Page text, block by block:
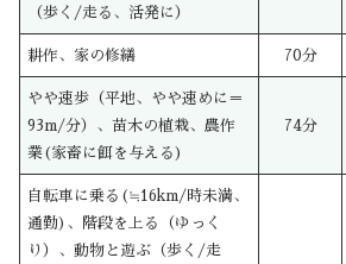
（歩く/走る、活発に）
耕作、家の修繕 70分
やや速歩（平地、やや速めに＝
93m/分）、苗木の植栽、農作
業(家畜に餌を与える)
74分
自転車に乗る(≒16km/時未満、
通勤)、階段を上る（ゆっく
り）、動物と遊ぶ（歩く/走